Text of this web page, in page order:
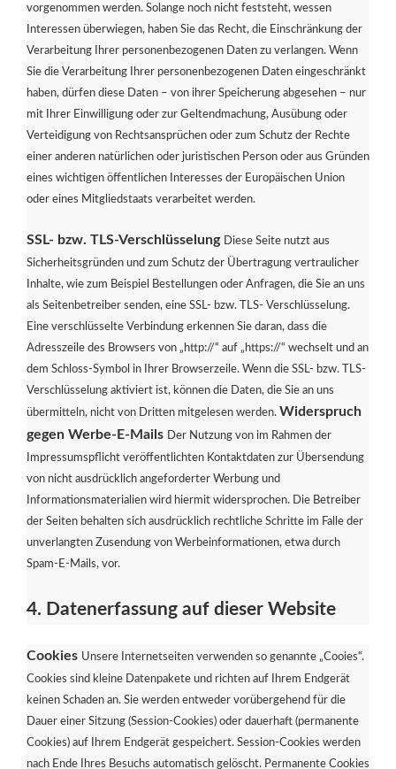
vorgenommen werden. Solange noch nicht feststeht, wessen
Interessen überwiegen, haben Sie das Recht, die Einschränkung der
Verarbeitung Ihrer personenbezogenen Daten zu verlangen. Wenn
Sie die Verarbeitung Ihrer personenbezogenen Daten eingeschränkt
haben, dürfen diese Daten – von ihrer Speicherung abgesehen – nur
mit Ihrer Einwilligung oder zur Geltendmachung, Ausübung oder
Verteidigung von Rechtsansprüchen oder zum Schutz der Rechte
einer anderen natürlichen oder juristischen Person oder aus Gründen
eines wichtigen öffentlichen Interesses der Europäischen Union
oder eines Mitgliedstaats verarbeitet werden.
SSL- bzw. TLS-Verschlüsselung Diese Seite nutzt aus
Sicherheitsgründen und zum Schutz der Übertragung vertraulicher
Inhalte, wie zum Beispiel Bestellungen oder Anfragen, die Sie an uns
als Seitenbetreiber senden, eine SSL- bzw. TLS- Verschlüsselung.
Eine verschlüsselte Verbindung erkennen Sie daran, dass die
Adresszeile des Browsers von „http://“ auf „https://“ wechselt und an
dem Schloss-Symbol in Ihrer Browserzeile. Wenn die SSL- bzw. TLS-
Verschlüsselung aktiviert ist, können die Daten, die Sie an uns
übermitteln, nicht von Dritten mitgelesen werden. Widerspruch
gegen Werbe-E-Mails Der Nutzung von im Rahmen der
Impressumspflicht veröffentlichten Kontaktdaten zur Übersendung
von nicht ausdrücklich angeforderter Werbung und
Informationsmaterialien wird hiermit widersprochen. Die Betreiber
der Seiten behalten sich ausdrücklich rechtliche Schritte im Falle der
unverlangten Zusendung von Werbeinformationen, etwa durch
Spam-E-Mails, vor.
4. Datenerfassung auf dieser Website
Cookies Unsere Internetseiten verwenden so genannte „Cooies“.
Cookies sind kleine Datenpakete und richten auf Ihrem Endgerät
keinen Schaden an. Sie werden entweder vorübergehend für die
Dauer einer Sitzung (Session-Cookies) oder dauerhaft (permanente
Cookies) auf Ihrem Endgerät gespeichert. Session-Cookies werden
nach Ende Ihres Besuchs automatisch gelöscht. Permanente Cookies